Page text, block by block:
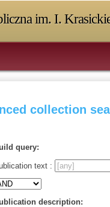
im. I.
collection
query:
text :
description: